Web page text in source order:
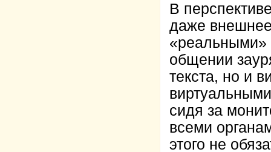
В
даже
«реальными»
общении
текста, но и
сидя за
всеми
этого не